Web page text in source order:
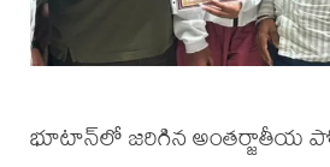
భూటాన్‌లో జరిగిన అంతర్జాతీయ